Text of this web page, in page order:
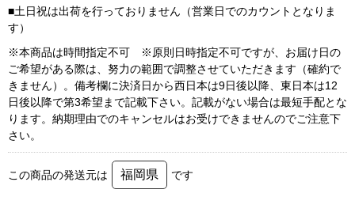
■土日祝は出荷を行っておりません（営業日でのカウントとなりま
す）
※本商品は時間指定不可 ※原則日時指定不可ですが、お届け日の
ご希望がある際は、努力の範囲で調整させていただきます（確約で
きません）。備考欄に決済日から西日本は9日後以降、東日本は12
日後以降で第3希望まで記載下さい。記載がない場合は最短手配とな
ります。納期理由でのキャンセルはお受けできませんのでご注意下
さい。
この商品の発送元は 福岡県 です